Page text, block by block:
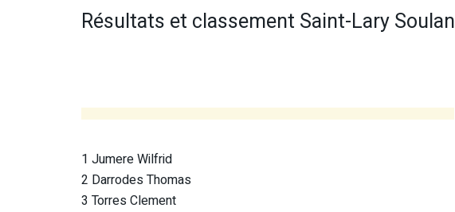
Résultats et classement Saint-Lary Soulan
1 Jumere Wilfrid
2 Darrodes Thomas
3 Torres Clement